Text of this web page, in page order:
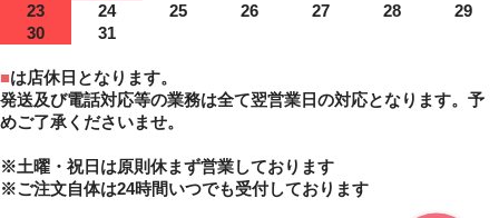
23
24 25 26 27 28
29
30
31
■は店休日となります。
発送及び電話対応等の業務は全て翌営業日の対応となります。予
めご了承くださいませ。
※土曜・祝日は原則休まず営業しております
※ご注文自体は24時間いつでも受付しております